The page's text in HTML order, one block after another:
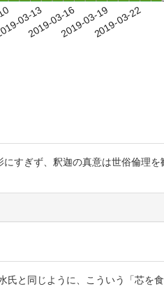
03-13
2019-03-162019-03-192019-03-22
すぎず、釈迦の真意は世俗倫理を
と同じように、こういう「芯を